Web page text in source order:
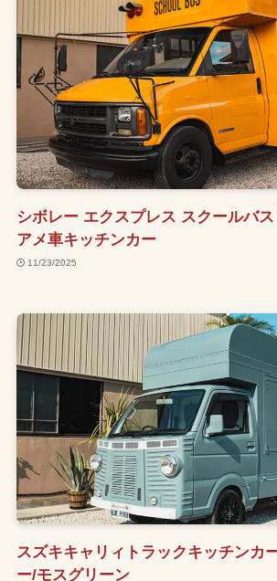
シボレー エクスプレス スクールバス
アメ車キッチンカー
11/23/2025
スズキキャリィトラックキッチンカ
ー/モスグリーン